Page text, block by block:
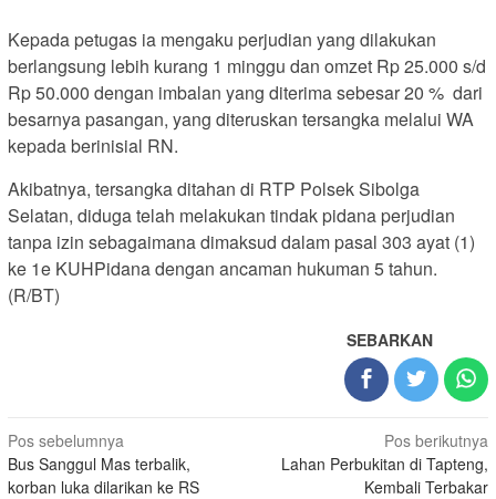
Kepada petugas ia mengaku perjudian yang dilakukan
berlangsung lebih kurang 1 minggu dan omzet Rp 25.000 s/d
Rp 50.000 dengan imbalan yang diterima sebesar 20 % dari
besarnya pasangan, yang diteruskan tersangka melalui WA
kepada berinisial RN.
Akibatnya, tersangka ditahan di RTP Polsek Sibolga
Selatan, diduga telah melakukan tindak pidana perjudian
tanpa izin sebagaimana dimaksud dalam pasal 303 ayat (1)
ke 1e KUHPidana dengan ancaman hukuman 5 tahun.
(R/BT)
SEBARKAN
Navigasi
pos
Pos sebelumnya
Bus Sanggul Mas terbalik,
korban luka dilarikan ke RS
Pos berikutnya
Lahan Perbukitan di Tapteng,
Kembali Terbakar